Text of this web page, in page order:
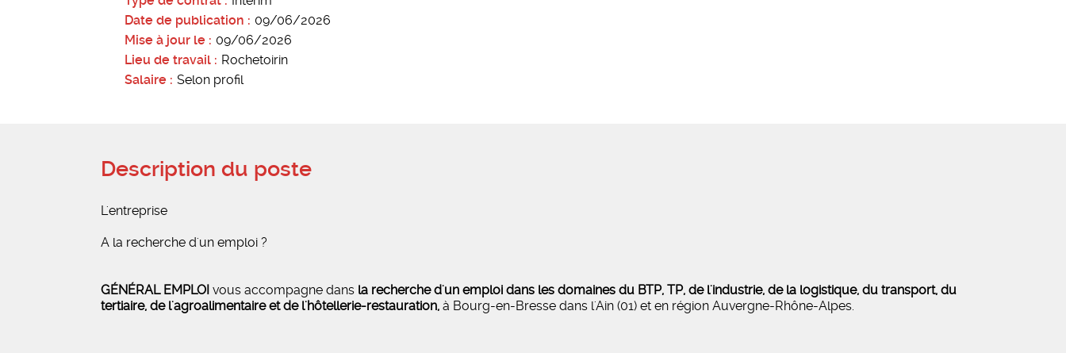
Date de publication
09/06/2026
Mise à jour le
09/06/2026
Lieu de travail
Rochetoirin
Salaire
Selon profil
Description du poste
L'entreprise
A la recherche d'un emploi ?
GÉNÉRAL EMPLOI vous accompagne dans la recherche d'un emploi dans les domaines du BTP, TP, de l'industrie, de la logistique, du transport, du
tertiaire, de l'agroalimentaire et de l'hôtellerie-restauration, à Bourg-en-Bresse dans l'Ain (01) et en région Auvergne-Rhône-Alpes.